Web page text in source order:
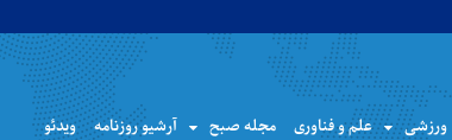
ورزشی علم و فناوری مجله صبح آرشیو روزنامه ویدئو